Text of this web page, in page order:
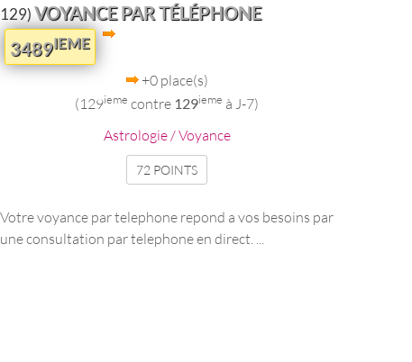
129)VOYANCE PAR TÉLÉPHONE
3489IEME
+0 place(s)
(129ieme contre 129ieme à J-7)
Astrologie / Voyance
72 POINTS
Votre voyance par telephone repond a vos besoins par
une consultation par telephone en direct. ...